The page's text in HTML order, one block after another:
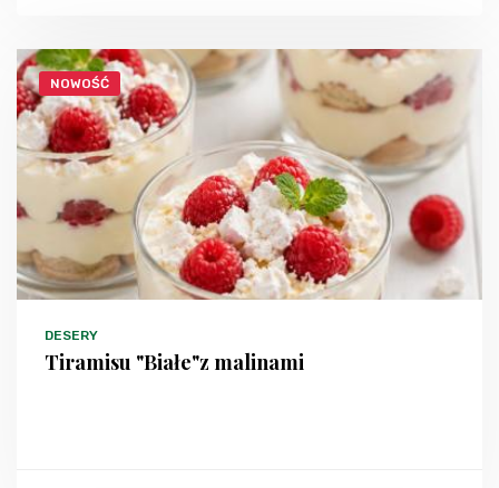
NOWOŚĆ
DESERY
Tiramisu "Białe"z malinami